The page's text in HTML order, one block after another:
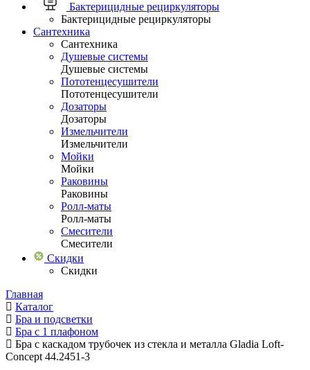
Бактерицидные рециркуляторы
Бактерицидные рециркуляторы
Сантехника
Сантехника
Душевые системы
Душевые системы
Пототенцесушители
Пототенцесушители
Дозаторы
Дозаторы
Измельчители
Измельчители
Мойки
Мойки
Раковины
Раковины
Ролл-маты
Ролл-маты
Смесители
Смесители
Скидки
Скидки
Главная
Каталог
Бра и подсветки
Бра с 1 плафоном
Бра с каскадом трубочек из стекла и металла Gladia Loft-
Concept 44.2451-3